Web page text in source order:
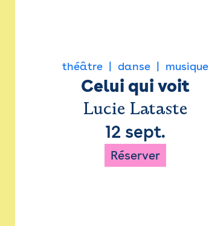
théâtre danse musique
Celui qui voit
Lucie Lataste
12 sept.
Réserver